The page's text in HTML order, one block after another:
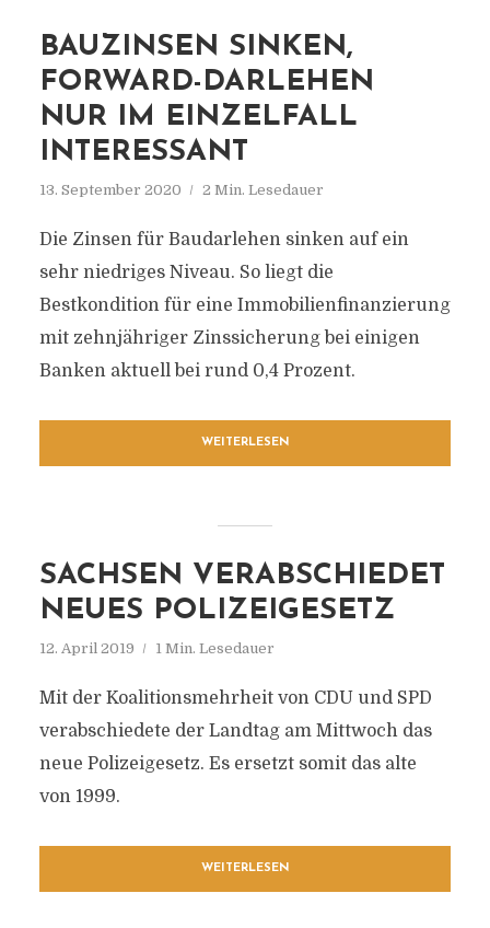
BAUZINSEN SINKEN,
FORWARD-DARLEHEN
NUR IM EINZELFALL
INTERESSANT
13. September 2020 2 Min. Lesedauer
Die Zinsen für Baudarlehen sinken auf ein
sehr niedriges Niveau. So liegt die
Bestkondition für eine Immobilienfinanzierung
mit zehnjähriger Zinssicherung bei einigen
Banken aktuell bei rund 0,4 Prozent.
WEITERLESEN
SACHSEN VERABSCHIEDET
NEUES POLIZEIGESETZ
12. April 2019 1 Min. Lesedauer
Mit der Koalitionsmehrheit von CDU und SPD
verabschiedete der Landtag am Mittwoch das
neue Polizeigesetz. Es ersetzt somit das alte
von 1999.
WEITERLESEN